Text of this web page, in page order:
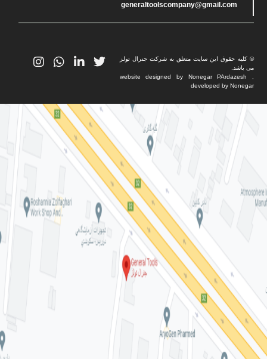
generaltoolscompany@gmail.com
© کلیه حقوق این سایت متعلق به شرکت جنرال تولز
می باشد.
website designed by Nonegar PArdazesh ,
developed by Nonegar